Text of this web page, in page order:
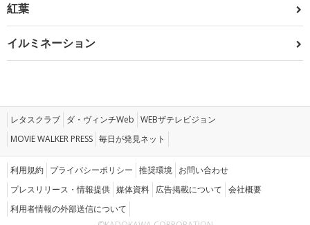
紅葉
イルミネーション
レタスクラブ ダ・ヴィンチWeb WEBザテレビジョン
MOVIE WALKER PRESS 毎日が発見ネット
利用規約 プライバシーポリシー 推奨環境 お問い合わせ
プレスリリース・情報提供 媒体資料 広告掲載について 会社概要
利用者情報の外部送信について